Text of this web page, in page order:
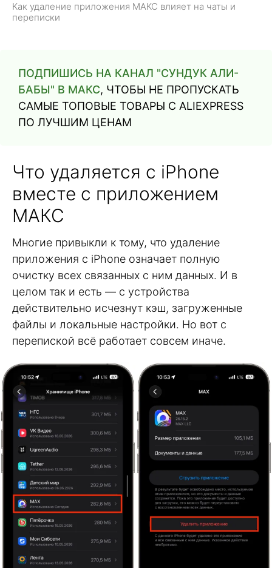
Как удаление приложения МАКС влияет на чаты и
переписки
ПОДПИШИСЬ НА КАНАЛ "СУНДУК АЛИ-
БАБЫ" В МАКС, ЧТОБЫ НЕ ПРОПУСКАТЬ
САМЫЕ ТОПОВЫЕ ТОВАРЫ С ALIEXPRESS
ПО ЛУЧШИМ ЦЕНАМ
Что удаляется с iPhone
вместе с приложением
МАКС
Многие привыкли к тому, что удаление
приложения с iPhone означает полную
очистку всех связанных с ним данных. И в
целом так и есть — с устройства
действительно исчезнут кэш, загруженные
файлы и локальные настройки. Но вот с
перепиской всё работает совсем иначе.